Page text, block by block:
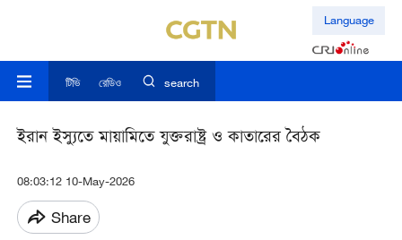
Language
টিভি রেডিও search
ইরান ইস্যুতে মায়ামিতে যুক্তরাষ্ট্র ও কাতারের বৈঠক
08:03:12 10-May-2026
Share